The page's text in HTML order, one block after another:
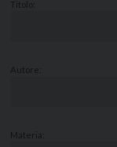
Titolo:
Autore:
Materia: